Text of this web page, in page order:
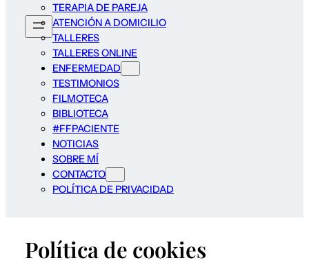
TERAPIA DE PAREJA
ATENCIÓN A DOMICILIO
TALLERES
TALLERES ONLINE
ENFERMEDAD
TESTIMONIOS
FILMOTECA
BIBLIOTECA
#FFPACIENTE
NOTICIAS
SOBRE MÍ
CONTACTO
POLÍTICA DE PRIVACIDAD
Política de cookies